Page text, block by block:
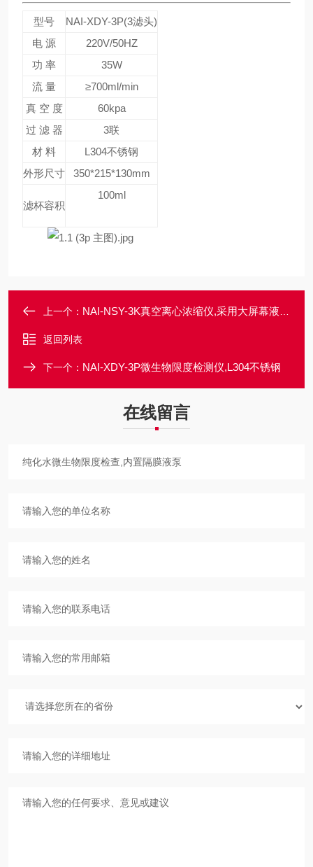
型号
NAI-XDY-3P(3滤头)
电 源
220V/50HZ
功 率
35W
流 量
≥700ml/min
真 空 度
60kpa
过 滤 器
3联
材 料
L304不锈钢
外形尺寸
350*215*130mm
滤杯容积
100ml
上一个： NAI-NSY-3K真空离心浓缩仪,采用大屏幕液晶显示
返回列表
下一个： NAI-XDY-3P微生物限度检测仪,L304不锈钢
在线留言